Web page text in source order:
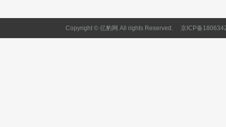
Copyright © 亿豹网 All rights Reserved. 京ICP备